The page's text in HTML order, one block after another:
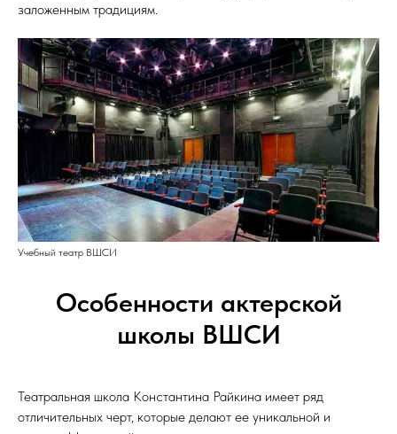
заложенным традициям.
Учебный театр ВШСИ
Особенности актерской
школы ВШСИ
Театральная школа Константина Райкина имеет ряд
отличительных черт, которые делают ее уникальной и